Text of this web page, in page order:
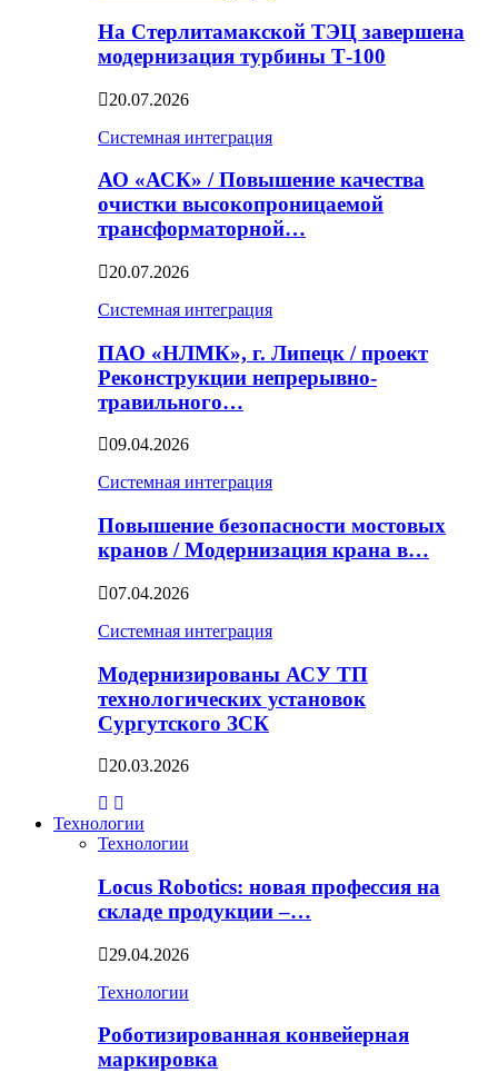
На Стерлитамакской ТЭЦ завершена
модернизация турбины Т-100
20.07.2026
Системная интеграция
АО «АСК» / Повышение качества
очистки высокопроницаемой
трансформаторной…
20.07.2026
Системная интеграция
ПАО «НЛМК», г. Липецк / проект
Реконструкции непрерывно-
травильного…
09.04.2026
Системная интеграция
Повышение безопасности мостовых
кранов / Модернизация крана в…
07.04.2026
Системная интеграция
Модернизированы АСУ ТП
технологических установок
Сургутского ЗСК
20.03.2026
Технологии
Технологии
Locus Robotics: новая профессия на
складе продукции –…
29.04.2026
Технологии
Роботизированная конвейерная
маркировка